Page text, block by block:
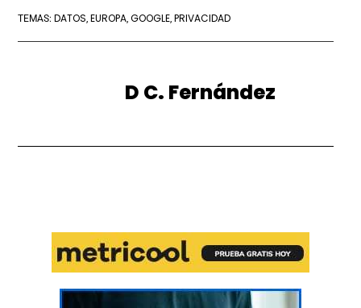
TEMAS: DATOS, EUROPA,GOOGLE, PRIVACIDAD
D C. Fernández